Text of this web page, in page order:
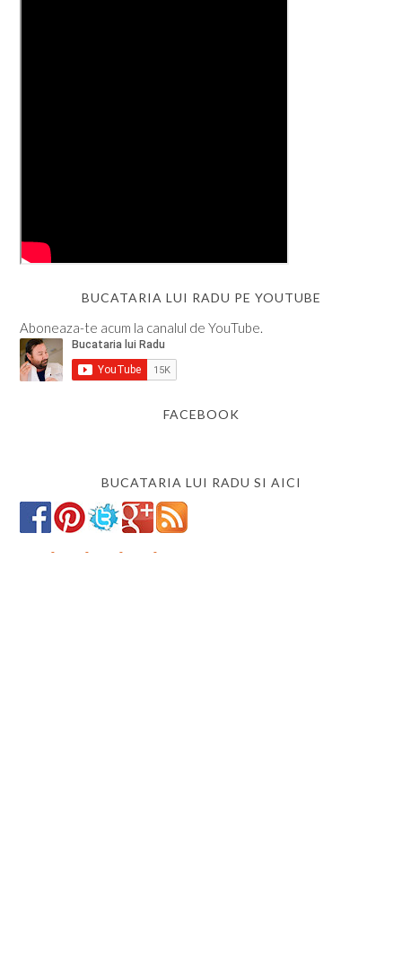
BUCATARIA LUI RADU PE YOUTUBE
Aboneaza-te acum la canalul de YouTube.
FACEBOOK
BUCATARIA LUI RADU SI AICI